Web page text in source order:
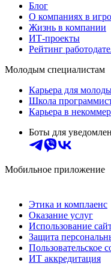
Блог
О компаниях в
Жизнь в компании
ИТ-проекты
Рейтинг
Молодым специалистам
Карьера для
Школа
Карьера в
Боты для
Мобильное приложение
Этика и комплаенс
Оказание услуг
Использование
Защита
Пользовательское
ИТ аккредитация